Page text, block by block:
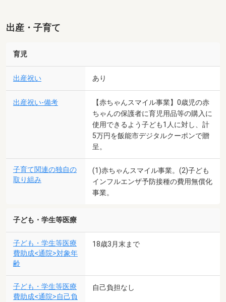
出産・子育て
育児
出産祝い あり
出産祝い-備考
【赤ちゃんスマイル事業】0歳児の赤
ちゃんの保護者に育児用品等の購入に
使用できるよう子ども1人に対し、計
5万円を飯能市デジタルクーポンで贈
呈。
子育て関連の独自の
取り組み
(1)赤ちゃんスマイル事業。(2)子ども
インフルエンザ予防接種の費用無償化
事業。
子ども・学生等医療
子ども・学生等医療
費助成<通院>対象年
齢
18歳3月末まで
子ども・学生等医療
費助成<通院>自己負
自己負担なし